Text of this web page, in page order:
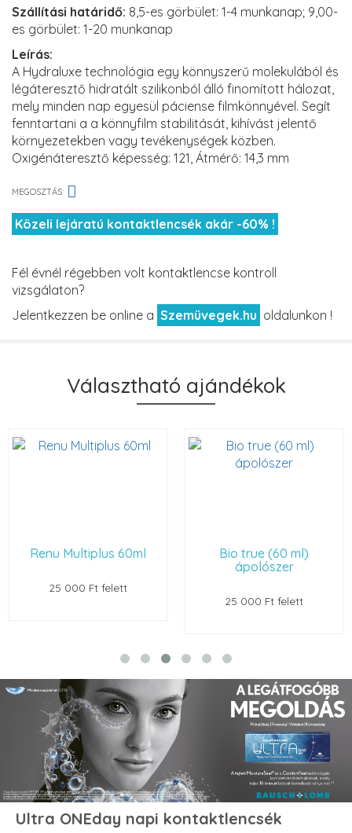
Szállítási határidő: 8,5-es görbület: 1-4 munkanap; 9,00-
es görbület: 1-20 munkanap
Leírás:
A Hydraluxe technológia egy könnyszerű molekulából és
légáteresztő hidratált szilikonból álló finomított hálozat,
mely minden nap egyesül páciense filmkönnyével. Segít
fenntartani a a könnyfilm stabilitását, kihívást jelentő
környezetekben vagy tevékenységek közben.
Oxigénáteresztő képesség: 121, Átmérő: 14,3 mm
MEGOSZTÁS:
Közeli lejáratú kontaktlencsék akár -60% !
Fél évnél régebben volt kontaktlencse kontroll
vizsgálaton?
Jelentkezzen be online a Szemüvegek.hu oldalunkon !
Választható ajándékok
Renu Multiplus 60ml
25 000 Ft felett
Bio true (60 ml)
ápolószer
25 000 Ft felett
Ultra ONEday napi kontaktlencsék